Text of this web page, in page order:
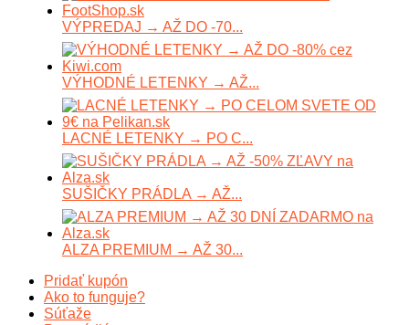
VÝPREDAJ → AŽ DO -70...
VÝHODNÉ LETENKY → AŽ...
LACNÉ LETENKY → PO C...
SUŠIČKY PRÁDLA → AŽ...
ALZA PREMIUM → AŽ 30...
Pridať kupón
Ako to funguje?
Súťaže